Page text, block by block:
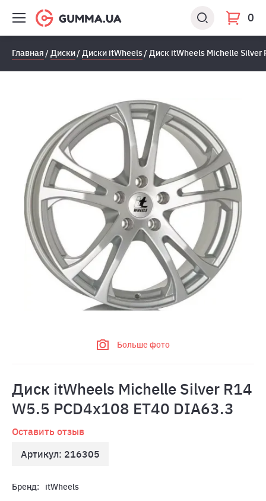
0
Главная Диски Диски itWheels Диск itWheels Michelle Silver
Больше фото
Диск itWheels Michelle Silver R14
W5.5 PCD4x108 ET40 DIA63.3
Оставить отзыв
Артикул: 216305
Бренд: itWheels